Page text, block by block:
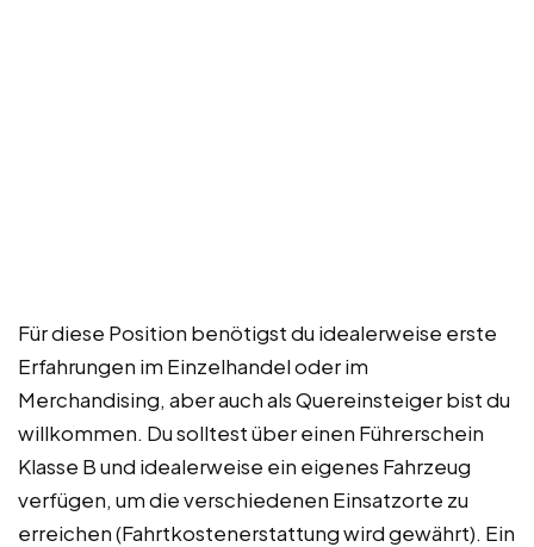
Für diese Position benötigst du idealerweise erste
Erfahrungen im Einzelhandel oder im
Merchandising, aber auch als Quereinsteiger bist du
willkommen. Du solltest über einen Führerschein
Klasse B und idealerweise ein eigenes Fahrzeug
verfügen, um die verschiedenen Einsatzorte zu
erreichen (Fahrtkostenerstattung wird gewährt). Ein